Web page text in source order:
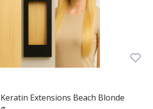
Extensions Beach Blonde